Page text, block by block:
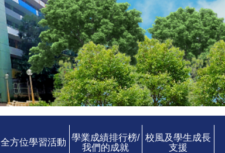
全方位學習活動
學業成績排行榜/
我們的成就
校風及學生成長
支援